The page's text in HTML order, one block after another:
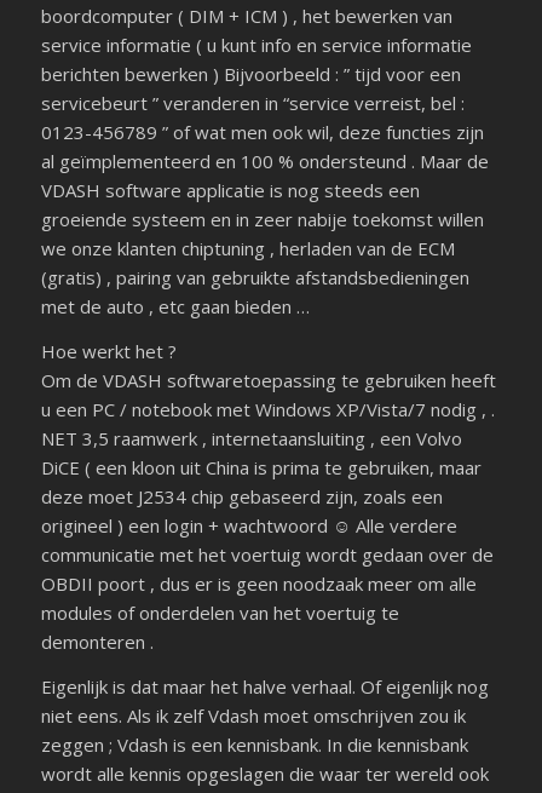
boordcomputer ( DIM + ICM ) , het bewerken van
service informatie ( u kunt info en service informatie
berichten bewerken ) Bijvoorbeeld : ” tijd voor een
servicebeurt ” veranderen in “service verreist, bel :
0123-456789 ” of wat men ook wil, deze functies zijn
al geïmplementeerd en 100 % ondersteund . Maar de
VDASH software applicatie is nog steeds een
groeiende systeem en in zeer nabije toekomst willen
we onze klanten chiptuning , herladen van de ECM
(gratis) , pairing van gebruikte afstandsbedieningen
met de auto , etc gaan bieden …
Hoe werkt het ?
Om de VDASH softwaretoepassing te gebruiken heeft
u een PC / notebook met Windows XP/Vista/7 nodig , .
NET 3,5 raamwerk , internetaansluiting , een Volvo
DiCE ( een kloon uit China is prima te gebruiken, maar
deze moet J2534 chip gebaseerd zijn, zoals een
origineel ) een login + wachtwoord ☺ Alle verdere
communicatie met het voertuig wordt gedaan over de
OBDII poort , dus er is geen noodzaak meer om alle
modules of onderdelen van het voertuig te
demonteren .
Eigenlijk is dat maar het halve verhaal. Of eigenlijk nog
niet eens. Als ik zelf Vdash moet omschrijven zou ik
zeggen ; Vdash is een kennisbank. In die kennisbank
wordt alle kennis opgeslagen die waar ter wereld ook